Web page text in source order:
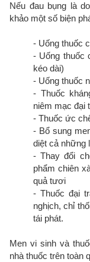
Nếu đau bụng là
khảo một số biện
- Uống thuốc
- Uống thuốc
kéo dài)
- Uống thuốc
- Thuốc
niêm mạc đại
- Thuốc ức
- Bổ sung
diệt cả những
- Thay đổi
phẩm chiên
quả tươi
- Thuốc đại
nghịch, chỉ
tái phát.
Men vi sinh và
nhà thuốc trên toàn